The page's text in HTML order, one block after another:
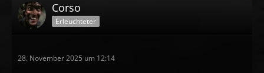
Corso
Erleuchteter
28. November 2025 um 12:14